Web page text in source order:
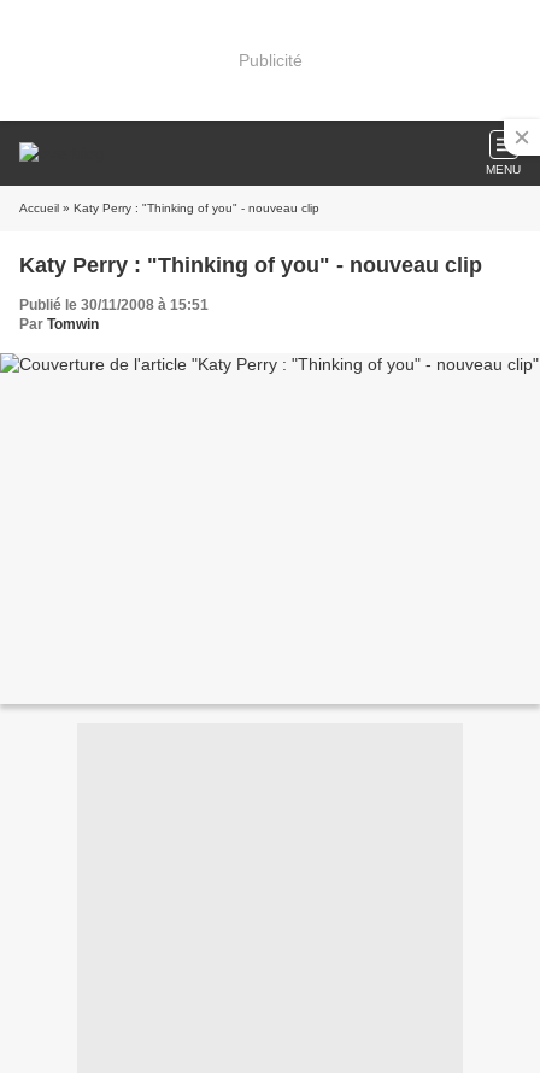
Publicité
MENU
Accueil » Katy Perry : "Thinking of you" - nouveau clip
Katy Perry : "Thinking of you" - nouveau clip
Publié le 30/11/2008 à 15:51
Par Tomwin